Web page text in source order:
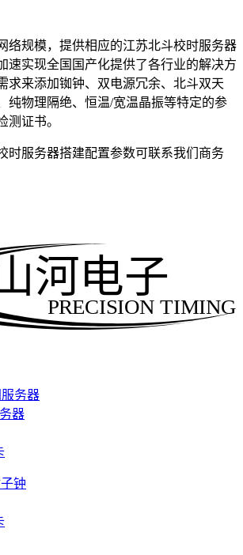
络规模，提供相应的江苏北斗校时服务器
速实现全国国产化提供了各行业的解决方
求来添加铷钟、双电源冗余、北斗双天
纯物理隔绝、恒温/宽温晶振等特定的参
测证书。
时服务器搭建配置参数可联系我们商务
PRECISION TIMING
河电子
务器
器
钟